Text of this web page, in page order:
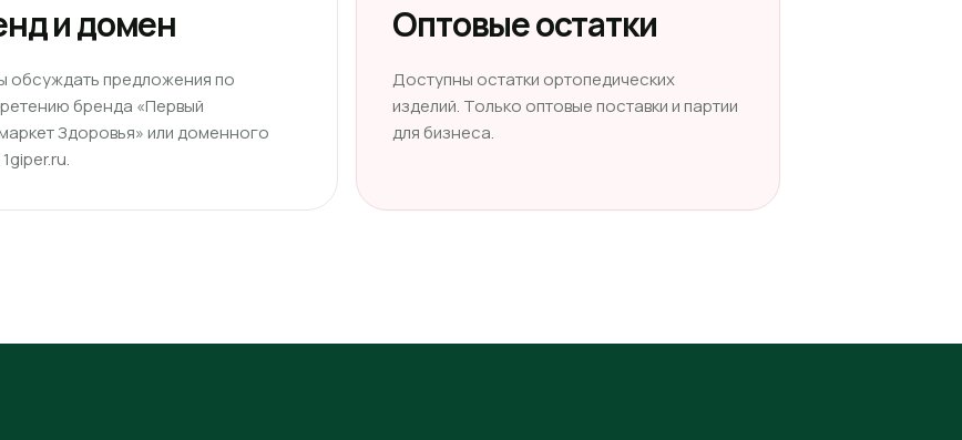
и домен
обсуждать предложения по
бренда «Первый
Здоровья» или доменного
Оптовые остатки
Доступны остатки ортопедических
изделий. Только оптовые поставки и партии
для бизнеса.